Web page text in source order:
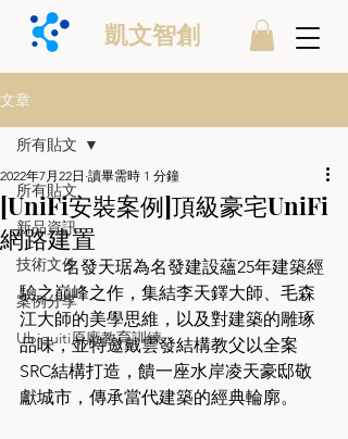
凱文智創
文章
所有貼文
新品資訊
技術文件
案例分享
Ubiquiti原廠教育訓練
所有貼文
[UniFi安裝案例]頂級豪宅UniFi
網路建置
2022年7月22日 讀畢需時 1 分鐘
	名發天琚為名發建設蘊25年建築經
驗之巔峰之作，集結李天鐸大師、毛森
江大師的美學思維，以及對建築的雕琢
品味，並特邀戴雲發結構教父以全案
SRC結構打造，饋一座水岸凌天豪邸敬
獻城市，傳承當代建築的經典輪廓。